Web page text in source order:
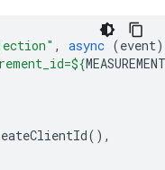
, async (event)
${
(),